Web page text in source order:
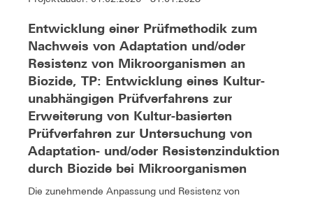
Entwicklung einer Prüfmethodik zum
Nachweis von Adaptation und/oder
Resistenz von Mikroorganismen an
Biozide, TP: Entwicklung eines Kultur-
unabhängigen Prüfverfahrens zur
Erweiterung von Kultur-basierten
Prüfverfahren zur Untersuchung von
Adaptation- und/oder Resistenzinduktion
durch Biozide bei Mikroorganismen
Die zunehmende Anpassung und Resistenz von